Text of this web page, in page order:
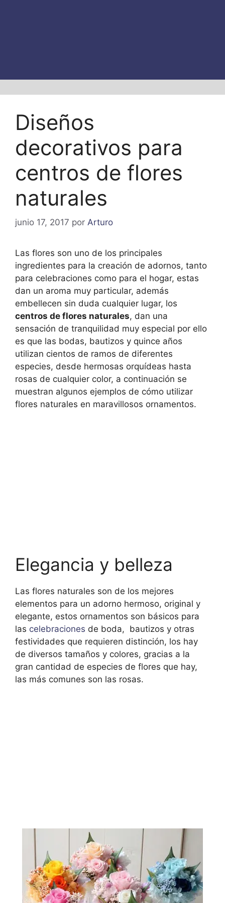
Diseños
decorativos para
centros de flores
naturales
junio 17, 2017 por Arturo
Las flores son uno de los principales
ingredientes para la creación de adornos, tanto
para celebraciones como para el hogar, estas
dan un aroma muy particular, además
embellecen sin duda cualquier lugar, los
centros de flores naturales, dan una
sensación de tranquilidad muy especial por ello
es que las bodas, bautizos y quince años
utilizan cientos de ramos de diferentes
especies, desde hermosas orquídeas hasta
rosas de cualquier color, a continuación se
muestran algunos ejemplos de cómo utilizar
flores naturales en maravillosos ornamentos.
Elegancia y belleza
Las flores naturales son de los mejores
elementos para un adorno hermoso, original y
elegante, estos ornamentos son básicos para
las celebraciones de boda, bautizos y otras
festividades que requieren distinción, los hay
de diversos tamaños y colores, gracias a la
gran cantidad de especies de flores que hay,
las más comunes son las rosas.